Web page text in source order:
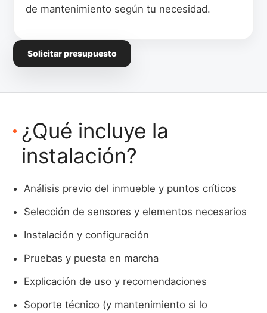
de mantenimiento según tu necesidad.
Solicitar presupuesto
¿Qué incluye la
instalación?
Análisis previo del inmueble y puntos críticos
Selección de sensores y elementos necesarios
Instalación y configuración
Pruebas y puesta en marcha
Explicación de uso y recomendaciones
Soporte técnico (y mantenimiento si lo